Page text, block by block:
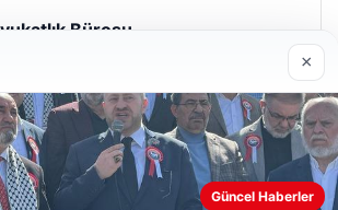
Bürosu
×
Güncel Haberler